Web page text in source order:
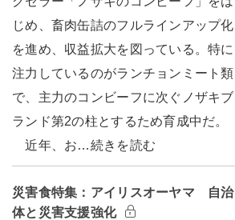
じめ、畜肉缶詰のフルラインアップ化
を進め、収益拡大を図っている。特に
注力しているのがランチョンミート類
で、主力のコンビーフに次ぐノザキブ
ランド第2の柱とするため育成中だ。
近年、お…続きを読む
災害食特集：アイリスオーヤマ 自治
体と災害支援強化